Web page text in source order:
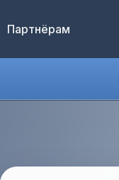
Партнёрам